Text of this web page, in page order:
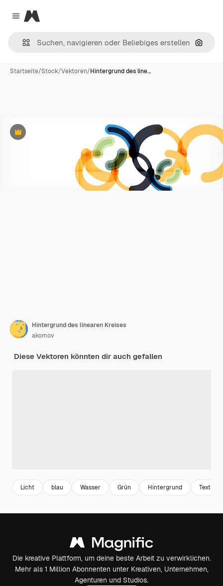
Close menu
Magnific
Nach
Startseite/Stock/Vektoren/Hintergrund des line…
Premium
Hintergrund des linearen Kreises
akomov
Diese Vektoren könnten dir auch gefallen
Licht blau Wasser Grün Hintergrund Textur
Die kreative Plattform, um deine beste Arbeit zu verwirklichen.
Mehr als 1 Million Abonnenten unter Kreativen, Unternehmen,
Agenturen und Studios.